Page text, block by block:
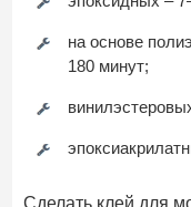
на основе
180 минут;
Сделать клей для